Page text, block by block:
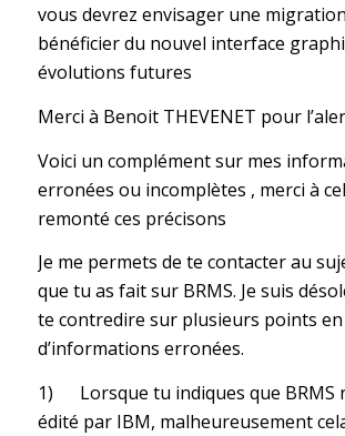
vous devrez envisager une
bénéficier du nouvel interface
évolutions futures
Merci à Benoit THEVENET pour
Voici un complément sur mes
erronées ou incomplètes , merci à
remonté ces précisons
Je me permets de te contacter au
que tu as fait sur BRMS. Je suis
te contredire sur plusieurs points
d’informations erronées.
1) Lorsque tu indiques que BRMS
édité par IBM, malheureusement